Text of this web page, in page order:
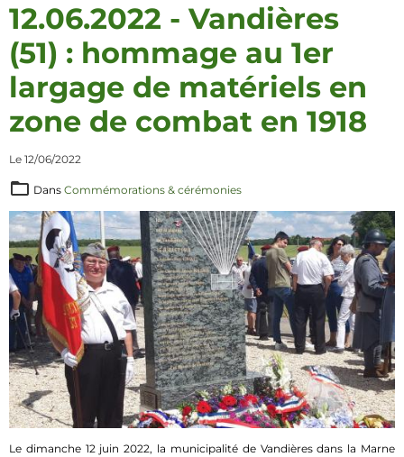
12.06.2022 - Vandières
(51) : hommage au 1er
largage de matériels en
zone de combat en 1918
Le 12/06/2022
Dans Commémorations & cérémonies
Le dimanche 12 juin 2022, la municipalité de Vandières dans la Marne